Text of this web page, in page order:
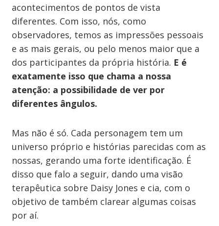
acontecimentos de pontos de vista
diferentes. Com isso, nós, como
observadores, temos as impressões pessoais
e as mais gerais, ou pelo menos maior que a
dos participantes da própria história. E é
exatamente isso que chama a nossa
atenção: a possibilidade de ver por
diferentes ângulos.
Mas não é só. Cada personagem tem um
universo próprio e histórias parecidas com as
nossas, gerando uma forte identificação. É
disso que falo a seguir, dando uma visão
terapêutica sobre Daisy Jones e cia, com o
objetivo de também clarear algumas coisas
por aí.